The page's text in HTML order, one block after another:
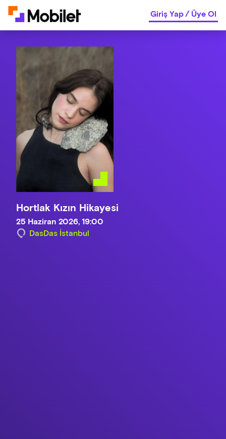
Giriş Yap/Üye Ol
Hortlak Kızın Hikayesi
25 Haziran 2026, 19:00
DasDas İstanbul